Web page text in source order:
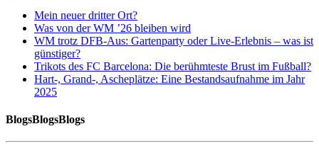
Mein neuer dritter Ort?
Was von der WM ’26 bleiben wird
WM trotz DFB-Aus: Gartenparty oder Live-Erlebnis – was ist
günstiger?
Trikots des FC Barcelona: Die berühmteste Brust im Fußball?
Hart-, Grand-, Ascheplätze: Eine Bestandsaufnahme im Jahr
2025
BlogsBlogsBlogs